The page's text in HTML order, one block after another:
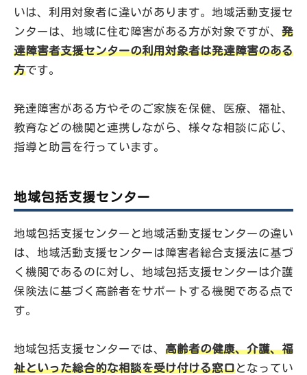
いは、利用対象者に違いがあります。地域活動支援セ
ンターは、地域に住む障害がある方が対象ですが、 発
達障害者支援センターの利用対象者は発達障害のある
方です。
発達障害がある方やそのご家族を保健、医療、福祉、
教育などの機関と連携しながら、様々な相談に応じ、
指導と助言を行っています。
地域包括支援センター
地域包括支援センターと地域活動支援センターの違い
は、地域活動支援センターは障害者総合支援法に基づ
く機関であるのに対し、地域包括支援センターは介護
保険法に基づく高齢者をサポートする機関である点で
す。
地域包括支援センターでは、 高齢者の健康、介護、福
祉といった総合的な相談を受け付ける窓口となってい